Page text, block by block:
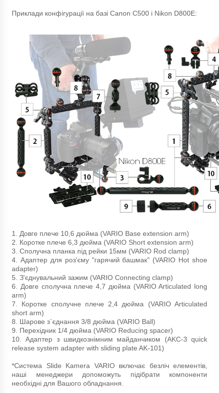
Приклади конфігурації на базі Canon C500 і Nikon D800E:
1. Довге плече 10,6 дюйма (VARIO Base extension arm)
2. Коротке плече 6,3 дюйма (VARIO Short extension arm)
3. Сполучна планка під рейки 15мм (VARIO Rod clamp)
4. Адаптер для роз'єму "гарячий башмак" (VARIO Hot shoe
adapter)
5. З'єднувальний зажим (VARIO Connecting clamp)
6. Довге сполучна плече 4,7 дюйма (VARIO Articulated long
arm)
7. Коротке сполучне плече 2,4 дюйма (VARIO Articulated
short arm)
8. Шарове з`єднання 3/8 дюйма (VARIO Ball)
9. Перехідник 1/4 дюйма (VARIO Reducing spacer)
10. Адаптер з швидкознімним майданчиком (AKC-3 quick
release system adapter with sliding plate AK-101)
*Система Slide Kamera VARIO включає безліч елементів,
наші менеджери допоможуть підібрати компоненти
необхідні для Вашого обладнання.